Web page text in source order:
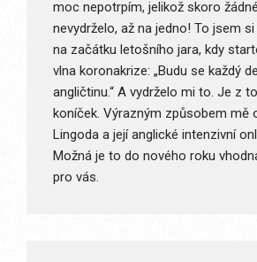
moc nepotrpím, jelikož skoro
nevydrželo, až na jedno! To jsem
na začátku letošního jara, kdy
vlna koronakrize: „Budu se každý
angličtinu.“ A vydrželo mi to. Je z
koníček. Výrazným způsobem mě
Lingoda a její anglické intenzivní
Možná je to do nového roku
pro vás.